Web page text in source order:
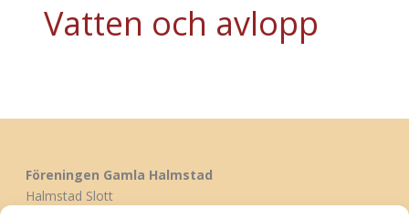
Vatten och avlopp
Föreningen Gamla Halmstad
Halmstad Slott